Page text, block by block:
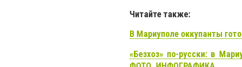
Читайте также:
В Мариуполе оккупанты
«Безхоз» по-русски: в